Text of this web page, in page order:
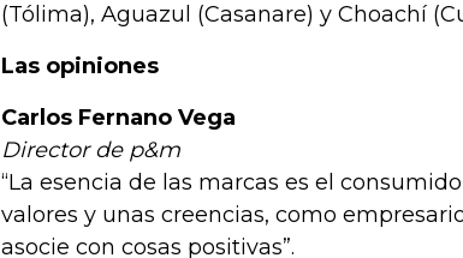
(Tólima), Aguazul (Casanare) y Choachí
Las opiniones
Carlos Fernano Vega
Director de p&m
“La esencia de las marcas es el
valores y unas creencias, como
asocie con cosas positivas”.